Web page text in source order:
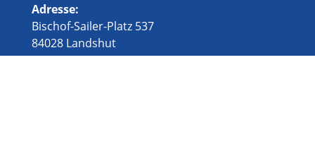
Adresse:
Bischof-Sailer-Platz 537
84028 Landshut